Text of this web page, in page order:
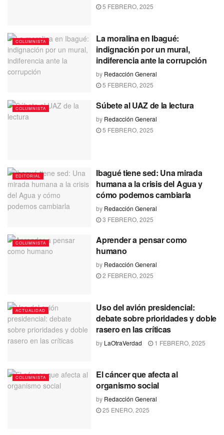
5 FEBRERO, 2025
COLUMNISTA
La moralina en Ibagué:
indignación por un mural,
indiferencia ante la corrupción
by Redacción General
5 FEBRERO, 2025
COLUMNISTA Súbete al UAZ de la lectura
by Redacción General
5 FEBRERO, 2025
EDITORIAL
Ibagué tiene sed: Una mirada
humana a la crisis del Agua y
cómo podemos cambiarla
by Redacción General
3 FEBRERO, 2025
COLUMNISTA
Aprender a pensar como
humano
by Redacción General
2 FEBRERO, 2025
ACTUALIDAD
Uso del avión presidencial:
debate sobre prioridades y doble
rasero en las críticas
by LaOtraVerdad 1 FEBRERO, 2025
COLUMNISTA
El cáncer que afecta al
organismo social
by Redacción General
25 ENERO, 2025